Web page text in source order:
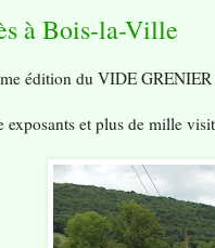
à Bois-la-Ville
édition du VIDE
exposants et plus de mille